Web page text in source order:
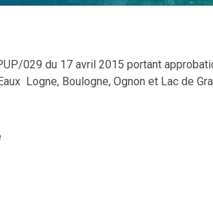
029 du 17 avril 2015 portant
Logne, Boulogne, Ognon et Lac de